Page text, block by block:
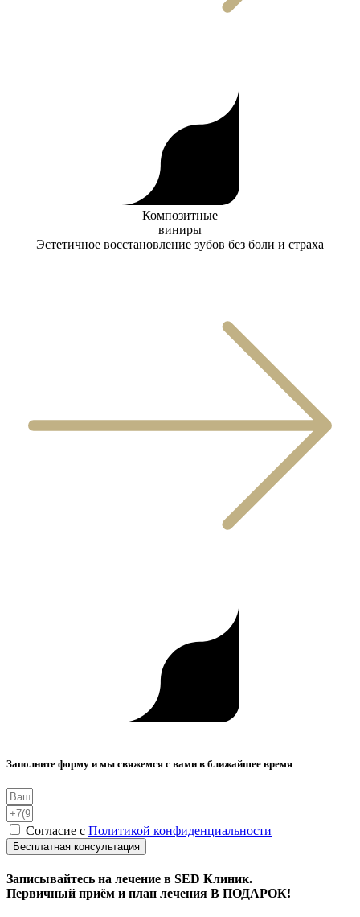
Композитные
виниры
Эстетичное восстановление зубов без боли и страха
Заполните форму и мы свяжемся с вами в ближайшее время
Согласие с Политикой конфиденциальности
Бесплатная консультация
Записывайтесь на лечение в SED Клиник.
Первичный приём и план лечения В ПОДАРОК!